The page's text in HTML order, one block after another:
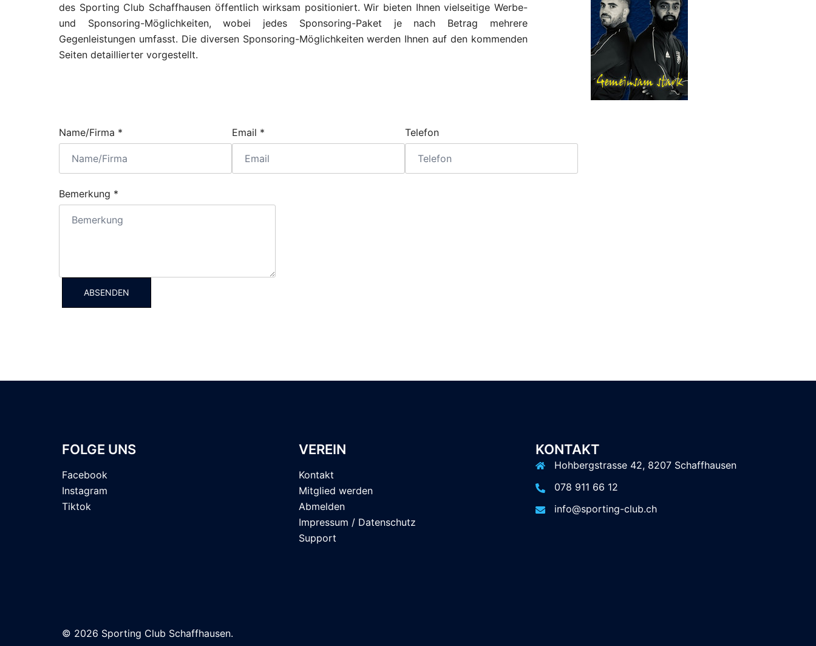
des Sporting Club Schaffhausen öffentlich wirksam positioniert. Wir bieten Ihnen vielseitige Werbe-
und Sponsoring-Möglichkeiten, wobei jedes Sponsoring-Paket je nach Betrag mehrere
Gegenleistungen umfasst. Die diversen Sponsoring-Möglichkeiten werden Ihnen auf den kommenden
Seiten detaillierter vorgestellt.
Name/Firma * Email * Telefon
Bemerkung *
ABSENDEN
FOLGE UNS
Facebook
Instagram
Tiktok
VEREIN
Kontakt
Mitglied werden
Abmelden
Impressum / Datenschutz
Support
KONTAKT
Hohbergstrasse 42, 8207 Schaffhausen
078 911 66 12
info@sporting-club.ch
© 2026 Sporting Club Schaffhausen.